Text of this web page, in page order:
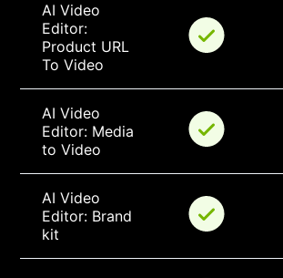
AI Video
Editor:
Product URL
To Video
AI Video
Editor: Media
to Video
AI Video
Editor: Brand
kit